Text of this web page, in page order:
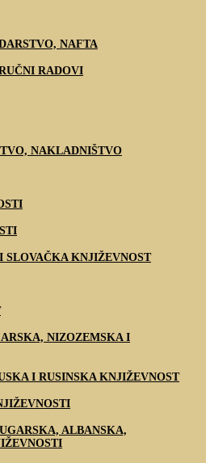
NAFTA
RADOVI
NAKLADNIŠTVO
KNJIŽEVNOST
NIZOZEMSKA I
I RUSINSKA KNJIŽEVNOST
ALBANSKA,